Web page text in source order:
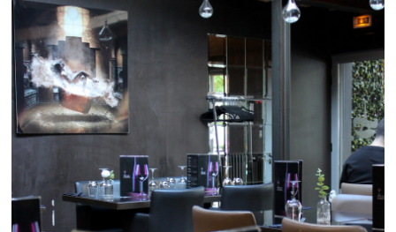
Marne convaincant accorde une grande importance à la qualité
des produits. Le sens du service peut transformer positivement
l’expérience dans un Restaurant Val de Marne. Un Restaurant
Val de Marne proche des axes de passage offre un avantage
réel. Pour la pause méridienne, un Restaurant Val de Marne
dynamique attire naturellement. Un Restaurant Val de Marne
propice à la détente convient parfaitement au dîner. Pour une
rencontre professionnelle, un Restaurant Val de Marne bien tenu
reste approprié. Le positionnement tarifaire influence directement
l’image d’un Restaurant Val de Marne. Les spécialités proposées
par un Restaurant Val de Marne peuvent créer une vraie identité.
La régularité des prestations valorise fortement un Restaurant
Val de Marne. Les commentaires en ligne apportent des repères